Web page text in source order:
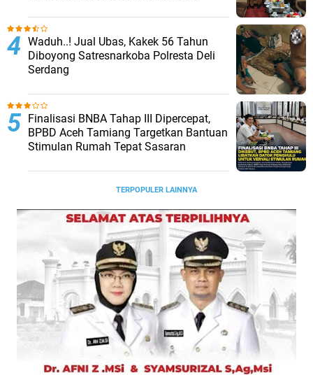
Waduh..! Jual Ubas, Kakek 56 Tahun
Diboyong Satresnarkoba Polresta Deli
Serdang
Finalisasi BNBA Tahap III Dipercepat,
BPBD Aceh Tamiang Targetkan Bantuan
Stimulan Rumah Tepat Sasaran
TERPOPULER LAINNYA